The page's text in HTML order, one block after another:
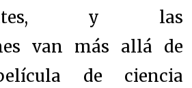
y las
van más allá de
de ciencia